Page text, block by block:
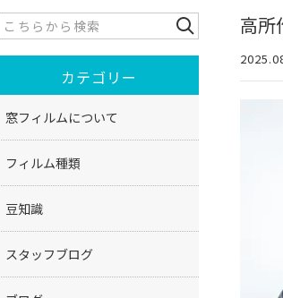
高所
カテゴリー
窓フィルムについて
フィルム種類
豆知識
スタッフブログ